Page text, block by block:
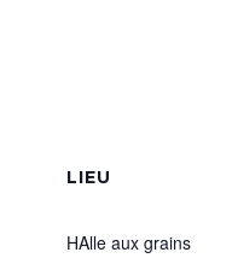
LIEU
HAlle aux grains